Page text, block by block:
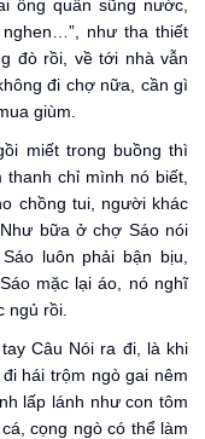
ống quần sũng nước,
như tha thiết
đò rồi, về tới nhà vẫn
đi chợ nữa, cần gì
giùm.
miết trong buồng thì
chỉ mình nó biết,
chồng tui, người khác
bữa ở chợ Sáo nói
luôn phải bận bịu,
mặc lại áo, nó nghĩ
ngủ rồi.
Câu Nói ra đi, là khi
hái trộm ngò gai nêm
lấp lánh như con tôm
cọng ngò có thể làm